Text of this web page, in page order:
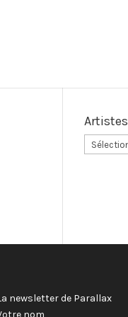
Artistes
newsletter de Parallax
nom